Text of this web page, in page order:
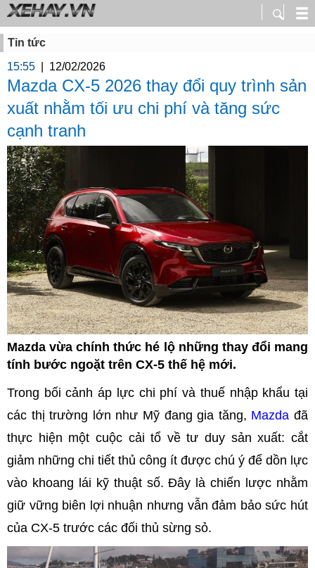
Tin tức
15:55
12/02/2026
Mazda CX-5 2026 thay đổi quy trình sản
xuất nhằm tối ưu chi phí và tăng sức
cạnh tranh
Mazda vừa chính thức hé lộ những thay đổi mang
tính bước ngoặt trên CX-5 thế hệ mới.
Trong bối cảnh áp lực chi phí và thuế nhập khẩu tại
các thị trường lớn như Mỹ đang gia tăng, Mazdađã
thực hiện một cuộc cải tổ về tư duy sản xuất: cắt
giảm những chi tiết thủ công ít được chú ý để dồn lực
vào khoang lái kỹ thuật số. Đây là chiến lược nhằm
giữ vững biên lợi nhuận nhưng vẫn đảm bảo sức hút
của CX-5 trước các đối thủ sừng sỏ.